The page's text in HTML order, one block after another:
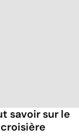
savoir sur le